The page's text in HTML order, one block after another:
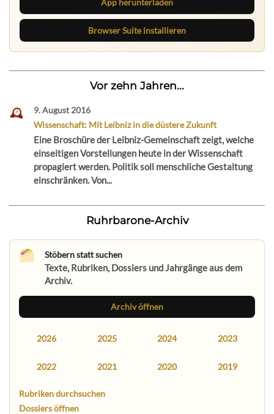
App herunterladen
Browser Suite installieren
Vor zehn Jahren...
9. August 2016
Wissenschaft: Mit Leibniz in die düstere Zukunft
Eine Broschüre der Leibniz-Gemeinschaft zeigt, welche
einseitigen Vorstellungen heute in der Wissenschaft
propagiert werden. Politik soll menschliche Gestaltung
einschränken. Von...
Ruhrbarone-Archiv
Stöbern statt suchen
Texte, Rubriken, Dossiers und Jahrgänge aus dem
Archiv.
Archiv öffnen
2026 2025 2024 2023
2022 2021 2020 2019
Rubriken durchsuchen
Dossiers öffnen